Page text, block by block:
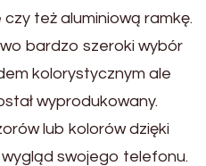
też aluminiową ramkę.
bardzo szeroki wybór
kolorystycznym ale
wyprodukowany.
lub kolorów dzięki
swojego telefonu.